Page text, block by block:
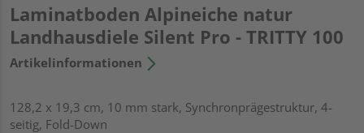
Laminatboden Alpineiche natur
Landhausdiele Silent Pro - TRITTY 100
Artikelinformationen
128,2 x 19,3 cm, 10 mm stark, Synchronprägestruktur, 4-
seitig, Fold-Down